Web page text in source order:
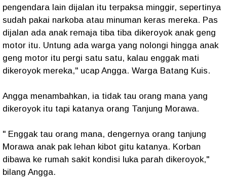
pengendara lain dijalan itu terpaksa minggir, sepertinya
sudah pakai narkoba atau minuman keras mereka. Pas
dijalan ada anak remaja tiba tiba dikeroyok anak geng
motor itu. Untung ada warga yang nolongi hingga anak
geng motor itu pergi satu satu, kalau enggak mati
dikeroyok mereka," ucap Angga. Warga Batang Kuis.
Angga menambahkan, ia tidak tau orang mana yang
dikeroyok itu tapi katanya orang Tanjung Morawa.
" Enggak tau orang mana, dengernya orang tanjung
Morawa anak pak lehan kibot gitu katanya. Korban
dibawa ke rumah sakit kondisi luka parah dikeroyok,"
bilang Angga.